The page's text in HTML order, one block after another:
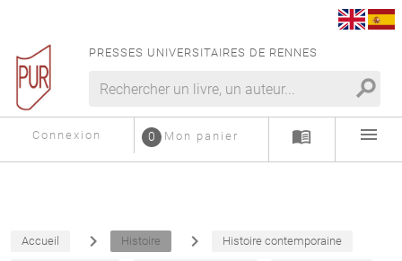
PRESSES UNIVERSITAIRES DE RENNES
search
Connexion Mon panier
0 menu_book menu
Accueil navigate_next Histoire navigate_next Histoire contemporaine